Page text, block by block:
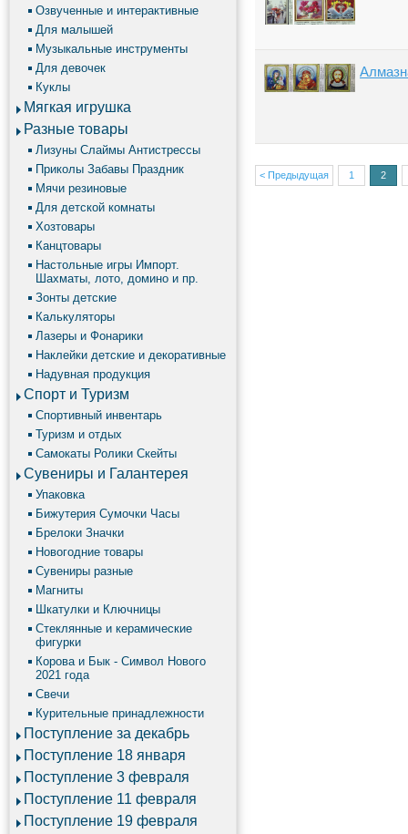
Озвученные и интерактивные
Для малышей
Музыкальные инструменты
Для девочек
Куклы
Мягкая игрушка
Разные товары
Лизуны Слаймы Антистрессы
Приколы Забавы Праздник
Мячи резиновые
Для детской комнаты
Хозтовары
Канцтовары
Настольные игры Импорт.
Шахматы, лото, домино и пр.
Зонты детские
Калькуляторы
Лазеры и Фонарики
Наклейки детские и декоративные
Надувная продукция
Спорт и Туризм
Спортивный инвентарь
Туризм и отдых
Самокаты Ролики Скейты
Сувениры и Галантерея
Упаковка
Бижутерия Сумочки Часы
Брелоки Значки
Новогодние товары
Сувениры разные
Магниты
Шкатулки и Ключницы
Стеклянные и керамические
фигурки
Корова и Бык - Символ Нового
2021 года
Свечи
Курительные принадлежности
Поступление за декабрь
Поступление 18 января
Поступление 3 февраля
Поступление 11 февраля
Поступление 19 февраля
< Предыдущая 1 2